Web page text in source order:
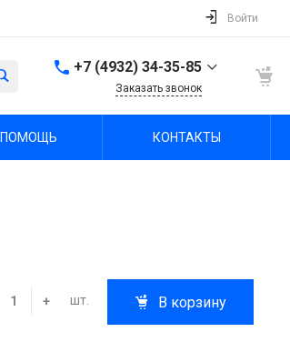
Войти
+7 (4932) 34-35-85
Заказать звонок
ПОМОЩЬ КОНТАКТЫ
+ шт. В корзину